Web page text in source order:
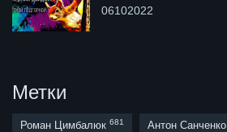
06102022
Метки
Роман Цимбалюк 681 Антон Санченко